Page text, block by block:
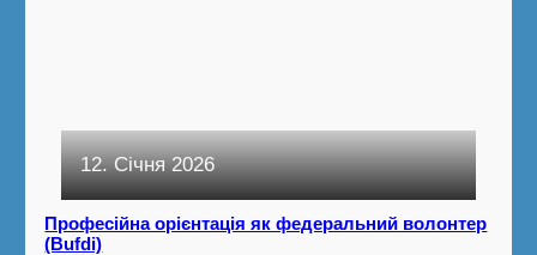
12. Січня 2026
Професійна орієнтація як федеральний волонтер
(Bufdi)